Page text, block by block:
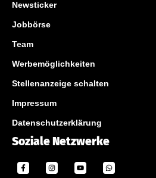
Newsticker
Jobbörse
Team
Werbemöglichkeiten
Stellenanzeige schalten
Impressum
Datenschutzerklärung
Soziale Netzwerke